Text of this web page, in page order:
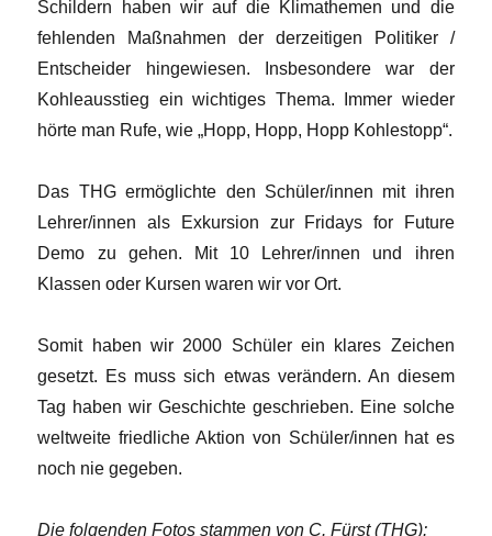
Schildern haben wir auf die Klimathemen und die
fehlenden Maßnahmen der derzeitigen Politiker /
Entscheider hingewiesen. Insbesondere war der
Kohleausstieg ein wichtiges Thema. Immer wieder
hörte man Rufe, wie „Hopp, Hopp, Hopp Kohlestopp“.
Das THG ermöglichte den Schüler/innen mit ihren
Lehrer/innen als Exkursion zur Fridays for Future
Demo zu gehen. Mit 10 Lehrer/innen und ihren
Klassen oder Kursen waren wir vor Ort.
Somit haben wir 2000 Schüler ein klares Zeichen
gesetzt. Es muss sich etwas verändern. An diesem
Tag haben wir Geschichte geschrieben. Eine solche
weltweite friedliche Aktion von Schüler/innen hat es
noch nie gegeben.
Die folgenden Fotos stammen von C. Fürst (THG):